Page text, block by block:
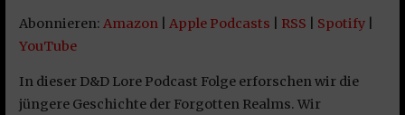
YouTube
EMBED
Abonnieren: Amazon| Apple Podcasts RSS Spotify|
YouTube
In dieser D&D Lore Podcast Folge erforschen wir die
jüngere Geschichte der Forgotten Realms. Wir